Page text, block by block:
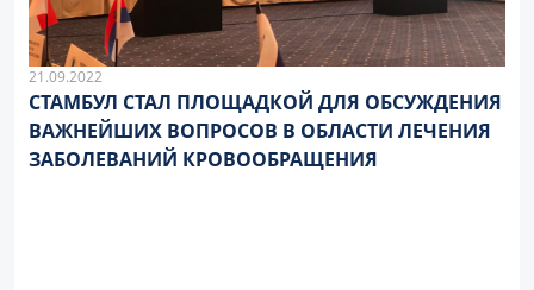
21.09.2022
СТАМБУЛ СТАЛ ПЛОЩАДКОЙ ДЛЯ ОБСУЖДЕНИЯ
ВАЖНЕЙШИХ ВОПРОСОВ В ОБЛАСТИ ЛЕЧЕНИЯ
ЗАБОЛЕВАНИЙ КРОВООБРАЩЕНИЯ